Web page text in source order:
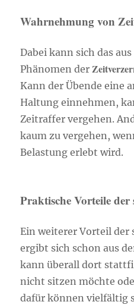
Wahrnehmung von
Dabei kann sich das
Phänomen der
Kann der Übende eine
Haltung einnehmen,
Zeitraffer vergehen.
kaum zu vergehen,
Belastung erlebt wird.
Praktische Vorteile
Ein weiterer Vorteil der
ergibt sich schon aus
kann überall dort
nicht sitzen möchte
dafür können vielfältig